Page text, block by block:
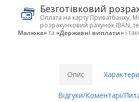
Безготівковий
Оплата на карту Приватбанку,
розрахунковий рахунок IBAN,
Малюка»та «Державні виплати» і
Опис
Відгуки/Коментарі/